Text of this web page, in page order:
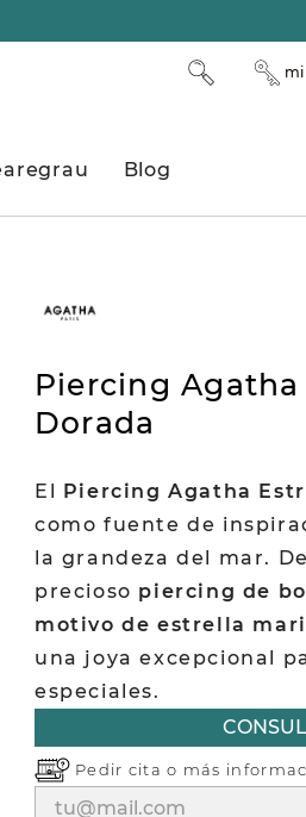
mi
Blog
Piercing
Dorada
El Piercing Agatha
como fuente de
la grandeza del mar.
precioso piercing de
motivo de estrella
una joya excepcional
especiales.
Pedir cita o más